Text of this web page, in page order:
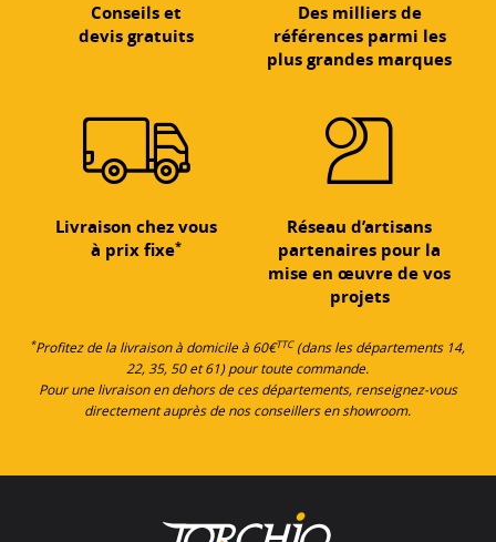
Conseils et
devis gratuits
Des milliers de
références parmi les
plus grandes marques
Livraison chez vous
à prix fixe*
Réseau d’artisans
partenaires pour la
mise en œuvre de vos
projets
*Profitez de la livraison à domicile à 60€TTC(dans les départements 14,
22, 35, 50 et 61) pour toute commande.
Pour une livraison en dehors de ces départements, renseignez-vous
directement auprès de nos conseillers en showroom.